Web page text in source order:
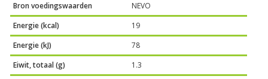
Bron voedingswaarden
NEVO
Energie (kcal)
19
Energie (kJ)
78
Eiwit, totaal (g)
1.3